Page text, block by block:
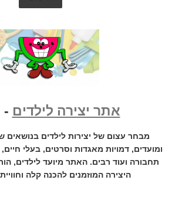
אתר יצירה לילדים -
מבחר עצום של יצירות לילדים בנושאים
ומועדים, דמויות מאגדות וסרטים, בעלי
תחבורה ועוד רבים. האתר מיועד לילדים,
היצירה המוזמנים להכנה קלה